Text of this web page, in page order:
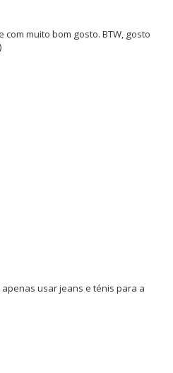
muito bom gosto. BTW, gosto
usar jeans e ténis para a